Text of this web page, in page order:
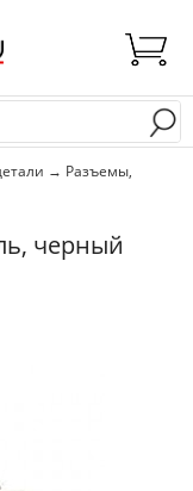
→ Разъемы,
черный